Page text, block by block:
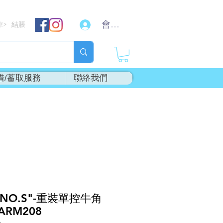
結賬 會員登入
/蓄取服務 聯絡我們
重裝單控牛角